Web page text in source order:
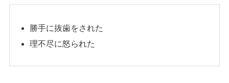
勝手に抜歯をされた
理不尽に怒られた